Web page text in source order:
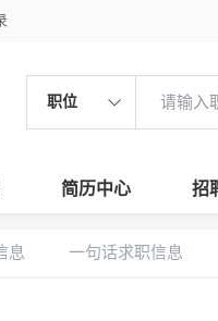
职位
简历中心 招
息 一句话求职信息